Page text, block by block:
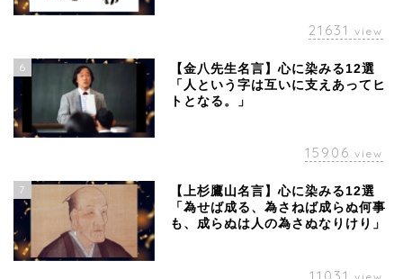
21631 view
6
【金八先生名言】心に染みる12選
「人という字は互いに支えあってヒ
トとなる。」
15906 view
7
【上杉鷹山名言】心に染みる12選
「為せば成る、為さねば成らぬ何事
も、成らぬは人の為さぬなりけり」
11031